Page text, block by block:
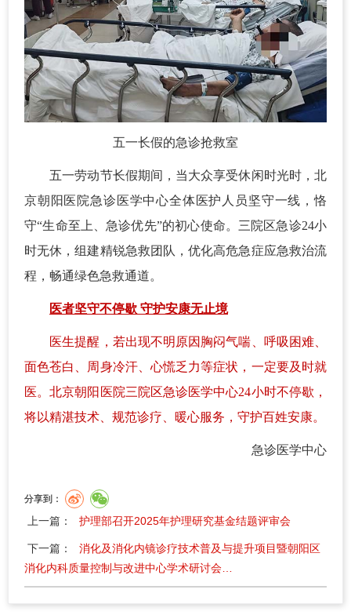
五一长假的急诊抢救室
五一劳动节长假期间，当大众享受休闲时光时，北
京朝阳医院急诊医学中心全体医护人员坚守一线，恪
守“生命至上、急诊优先”的初心使命。三院区急诊24小
时无休，组建精锐急救团队，优化高危急症应急救治流
程，畅通绿色急救通道。
医者坚守不停歇 守护安康无止境
医生提醒，若出现不明原因胸闷气喘、呼吸困难、
面色苍白、周身冷汗、心慌乏力等症状，一定要及时就
医。北京朝阳医院三院区急诊医学中心24小时不停歇，
将以精湛技术、规范诊疗、暖心服务，守护百姓安康。
急诊医学中心
分享到：
上一篇： 护理部召开2025年护理研究基金结题评审会
下一篇：
消化及消化内镜诊疗技术普及与提升项目暨朝阳区
消化内科质量控制与改进中心学术研讨会…